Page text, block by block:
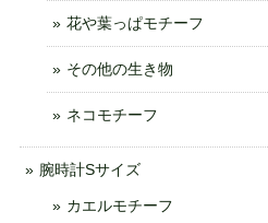
花や葉っぱモチーフ
その他の生き物
ネコモチーフ
腕時計Sサイズ
カエルモチーフ